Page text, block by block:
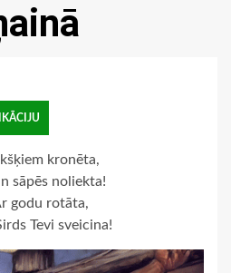
kronēta,
sāpēs noliekta!
godu rotāta,
Tevi sveicina!